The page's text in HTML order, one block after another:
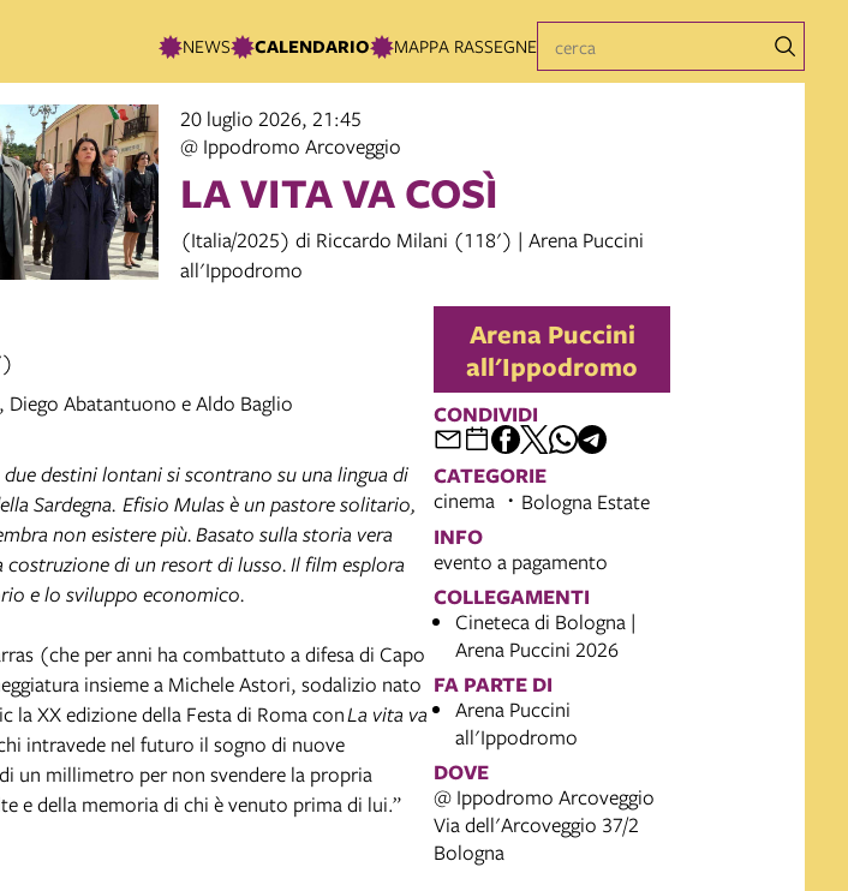
NEWS CALENDARIO MAPPA RASSEGNE
20 luglio 2026, 21:45
@ Ippodromo Arcoveggio
LA VITA VA COSÌ
(Italia/2025) di Riccardo Milani (118') | Arena Puccini
all'Ippodromo
Diego Abatantuono e Aldo Baglio
destini lontani si scontrano su una lingua di
Sardegna. Efisio Mulas è un pastore solitario,
non esistere più.Basato sulla storia vera
costruzione di un resort di lusso.Il film esplora
e lo sviluppo economico.
(che per anni ha combattuto a difesa di Capo
insieme a Michele Astori, sodalizio nato
la XX edizione della Festa di Roma conLa vita va
intravede nel futuro il sogno di nuove
millimetro per non svendere la propria
e della memoria di chi è venuto prima di lui.”
Arena Puccini
all'Ippodromo
CONDIVIDI
CATEGORIE
cinema
Bologna Estate
INFO
evento a pagamento
COLLEGAMENTI
Cineteca di Bologna |
Arena Puccini 2026
FA PARTE DI
Arena Puccini
all'Ippodromo
DOVE
@ Ippodromo Arcoveggio
Via dell'Arcoveggio 37/2
Bologna